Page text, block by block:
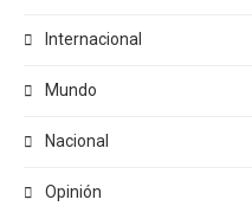
Internacional
Mundo
Nacional
Opinión